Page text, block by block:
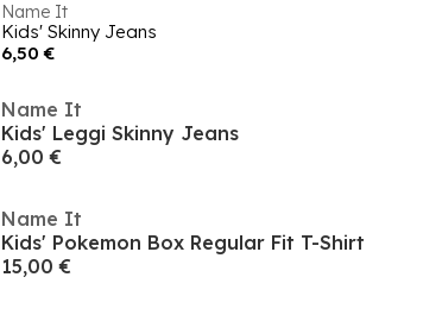
Name It
Kids' Skinny Jeans
6,50 €
Name It
Kids' Leggi Skinny Jeans
6,00 €
Name It
Kids' Pokemon Box Regular Fit T-Shirt
15,00 €